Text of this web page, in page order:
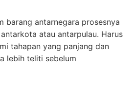
barang antarnegara prosesnya
atau antarpulau. Harus
tahapan yang panjang dan
lebih teliti sebelum